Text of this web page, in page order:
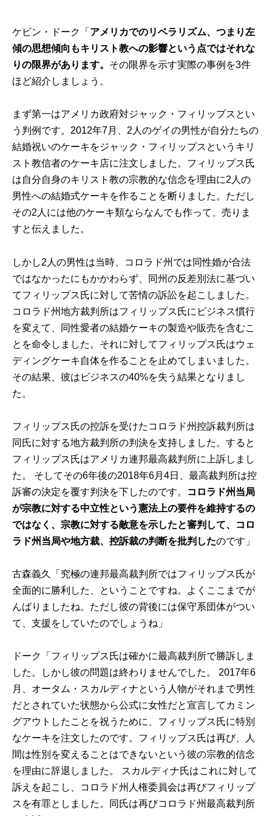
ケビン・ドーク「 アメリカでのリベラリズム、つまり左
傾の思想傾向もキリスト教への影響という点ではそれな
りの限界があります。 その限界を示す実際の事例を3件
ほど紹介しましょう。
まず第一はアメリカ政府対ジャック・フィリップスとい
う判例です。2012年7月、2人のゲイの男性が自分たちの
結婚祝いのケーキをジャック・フィリップスというキリ
スト教信者のケーキ店に注文しました。フィリップス氏
は自分自身のキリスト教の宗教的な信念を理由に2人の
男性への結婚式ケーキを作ることを断りました。ただし
その2人には他のケーキ類ならなんでも作って、売りま
すと伝えました。
しかし2人の男性は当時、コロラド州では同性婚が合法
ではなかったにもかかわらず、同州の反差別法に基づい
てフィリップス氏に対して苦情の訴訟を起こしました。
コロラド州地方裁判所はフィリップス氏にビジネス慣行
を変えて、同性愛者の結婚ケーキの製造や販売を含むこ
とを命令しました。それに対してフィリップス氏はウェ
ディングケーキ自体を作ることを止めてしまいました。
その結果、彼はビジネスの40%を失う結果となりまし
た。
フィリップス氏の控訴を受けたコロラド州控訴裁判所は
同氏に対する地方裁判所の判決を支持しました。すると
フィリップス氏はアメリカ連邦最高裁判所に上訴しまし
た。 そしてその6年後の2018年6月4日、最高裁判所は控
訴審の決定を覆す判決を下したのです。
コロラド州当局
が宗教に対する中立性という憲法上の要件を維持するの
ではなく、宗教に対する敵意を示したと審判して、コロ
ラド州当局や地方裁、控訴裁の判断を批判したのです」
古森義久「究極の連邦最高裁判所ではフィリップス氏が
全面的に勝利した、ということですね。よくここまでが
んばりましたね。ただし彼の背後には保守系団体がつい
て、支援をしていたのでしょうね」
ドーク「フィリップス氏は確かに最高裁判所で勝訴しま
した。しかし彼の問題は終わりませんでした。 2017年6
月、オータム・スカルディナという人物がそれまで男性
だとされていた状態から公式に女性だと宣言してカミン
グアウトしたことを祝うために、フィリップス氏に特別
なケーキを注文したのです。フィリップス氏は再び、人
間は性別を変えることはできないという彼の宗教的信念
を理由に辞退しました。 スカルディナ氏はこれに対して
訴えを起こし、コロラド州人権委員会は再びフィリップ
スを有罪としました。同氏は再びコロラド州最高裁判所